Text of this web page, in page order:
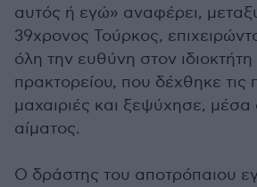
αυτός ή εγώ» αναφέρει,
39χρονος Τούρκος,
όλη την ευθύνη στον ιδιοκτήτη
πρακτορείου, που δέχθηκε τις
μαχαιριές και ξεψύχησε, μέσα
αίματος.
Ο δράστης του αποτρόπαιου